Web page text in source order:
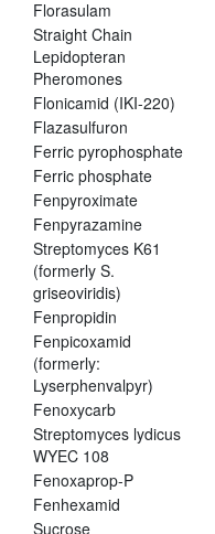
Florasulam
Straight Chain
Lepidopteran
Pheromones
Flonicamid (IKI-220)
Flazasulfuron
Ferric pyrophosphate
Ferric phosphate
Fenpyroximate
Fenpyrazamine
Streptomyces K61
(formerly S.
griseoviridis)
Fenpropidin
Fenpicoxamid
(formerly:
Lyserphenvalpyr)
Fenoxycarb
Streptomyces lydicus
WYEC 108
Fenoxaprop-P
Fenhexamid
Sucrose